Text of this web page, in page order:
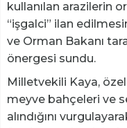
kullanılan arazilerin
“işgalci” ilan
ve Orman Bakanı
önergesi sundu.
Milletvekili Kaya,
meyve bahçeleri ve
alındığını